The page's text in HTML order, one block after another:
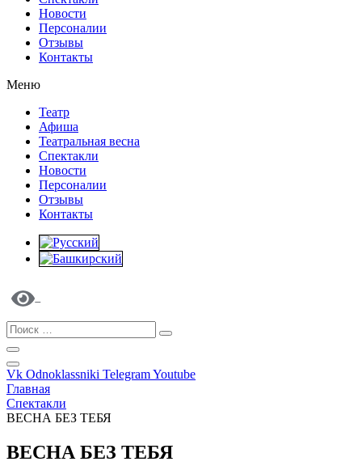
Новости
Персоналии
Отзывы
Контакты
Меню
Театр
Афиша
Театральная весна
Спектакли
Новости
Персоналии
Отзывы
Контакты
Vk Odnoklassniki TelegramYoutube
Главная
Спектакли
ВЕСНА БЕЗ ТЕБЯ
ВЕСНА БЕЗ ТЕБЯ